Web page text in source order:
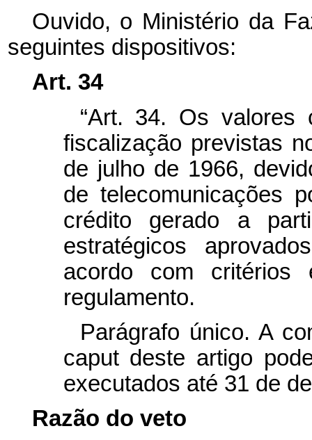
Ouvido, o Ministério da
seguintes dispositivos:
Art. 34
“Art. 34. Os valores
fiscalização previstas
de julho de 1966,
de telecomunicações
crédito gerado a
estratégicos
acordo com
regulamento.
Parágrafo único. A
caput deste artigo
executados até 31 de
Razão do veto